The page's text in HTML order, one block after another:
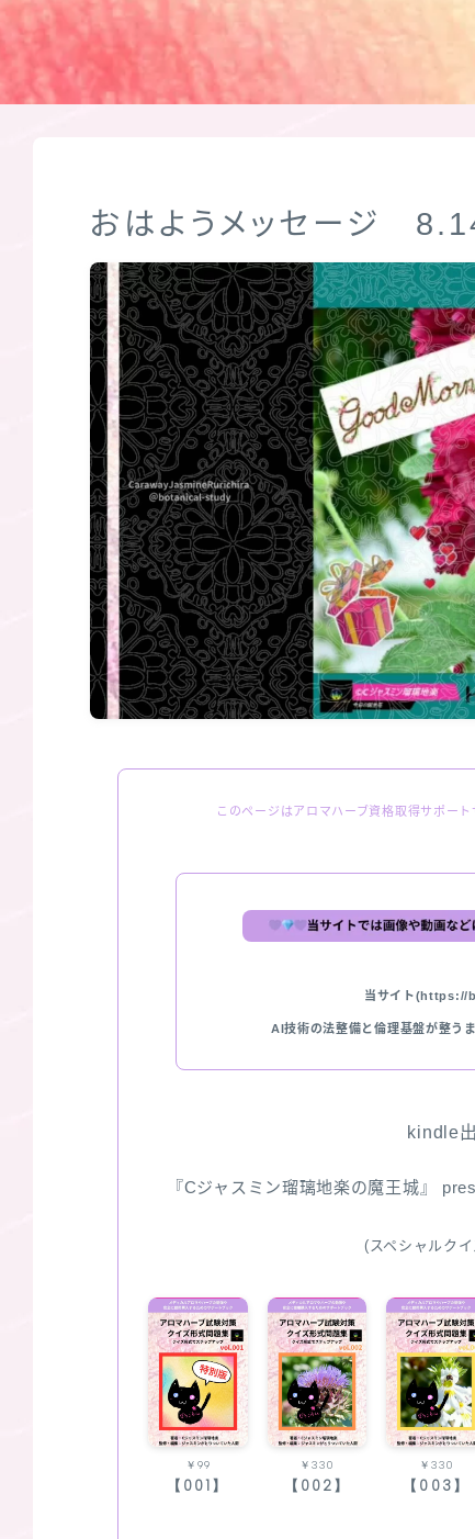
おはようメッセージ
このページはアロマハーブ資格取得サポー
当サイト
AI技術の法整備と倫理基盤が整う
kindle
『Cジャスミン瑠璃地楽の魔王城』
(スペシャルク
￥99
【001】
￥330
【002】
￥330
【003】